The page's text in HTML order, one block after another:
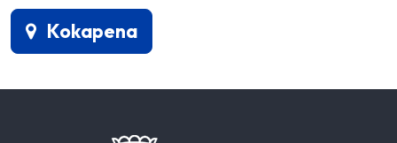
Kokapena